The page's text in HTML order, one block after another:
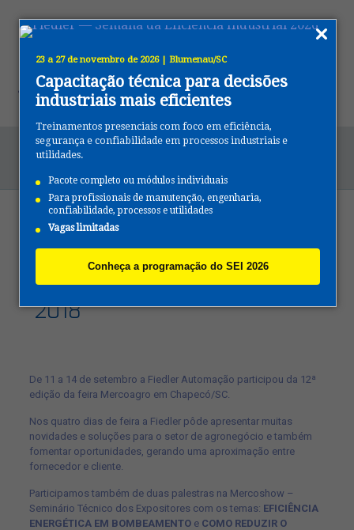
23 a 27 de novembro de 2026 | Blumenau/SC
Capacitação técnica para decisões
industriais mais eficientes
Treinamentos presenciais com foco em eficiência,
segurança e confiabilidade em processos industriais e
utilidades.
Pacote completo ou módulos individuais
Para profissionais de manutenção, engenharia,
confiabilidade, processos e utilidades
Vagas limitadas
Conheça a programação do SEI 2026
Fiedler na Feira Mercoagro 2018
Fiedler na Feira Mercoagro
2018
De 11 a 14 de setembro a Fiedler Automação participou da 12ª
edição da feira Mercoagro em Chapecó/SC.
Nos quatro dias de feira a Fiedler pôde apresentar muitas
novidades e soluções para o setor de agronegócio e também
fomentar oportunidades, gerando uma aproximação entre
fornecedor e cliente.
Participamos também de duas palestras na Mercoshow –
Seminário Técnico dos Expositores com os temas: EFICIÊNCIA
ENERGÉTICA EM BOMBEAMENTOe COMO REDUZIR O